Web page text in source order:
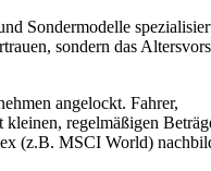
Sondermodelle
sondern das
angelockt. Fahrer,
regelmäßigen
(z.B. MSCI World)